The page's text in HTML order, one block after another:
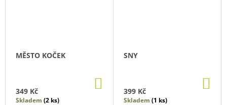
MĚSTO KOČEK
349 Kč KOŠÍKU
Skladem (2 ks)
SNY
399 Kč
Skladem (1 ks)